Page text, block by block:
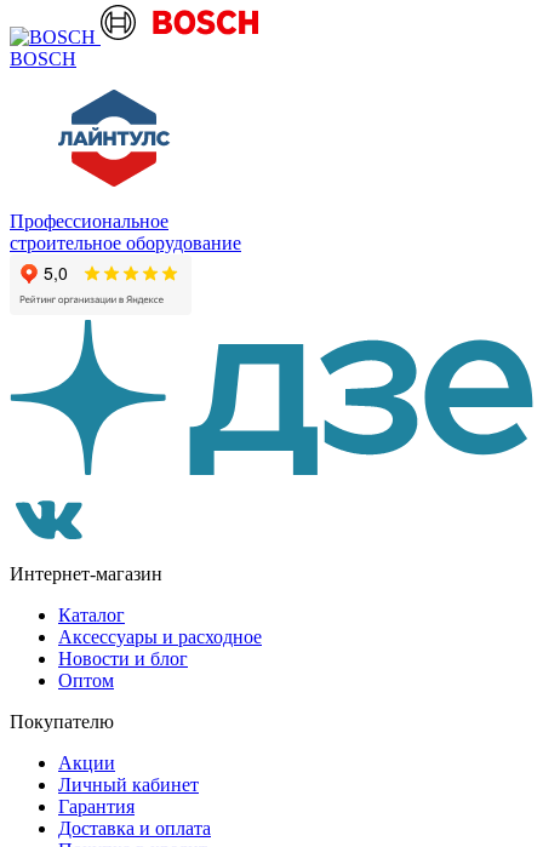
BOSCH
Профессиональное
строительное оборудование
Интернет-магазин
Каталог
Аксессуары и расходное
Новости и блог
Оптом
Покупателю
Акции
Личный кабинет
Гарантия
Доставка и оплата